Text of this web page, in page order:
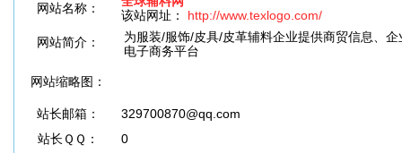
网站名称：
该站网址： http://www.texlogo.com/
网站简介：
为服装/服饰/皮具/皮革辅料企业提供商贸信息、
电子商务平台
网站缩略图：
站长邮箱：
329700870@qq.com
站长ＱＱ：
0